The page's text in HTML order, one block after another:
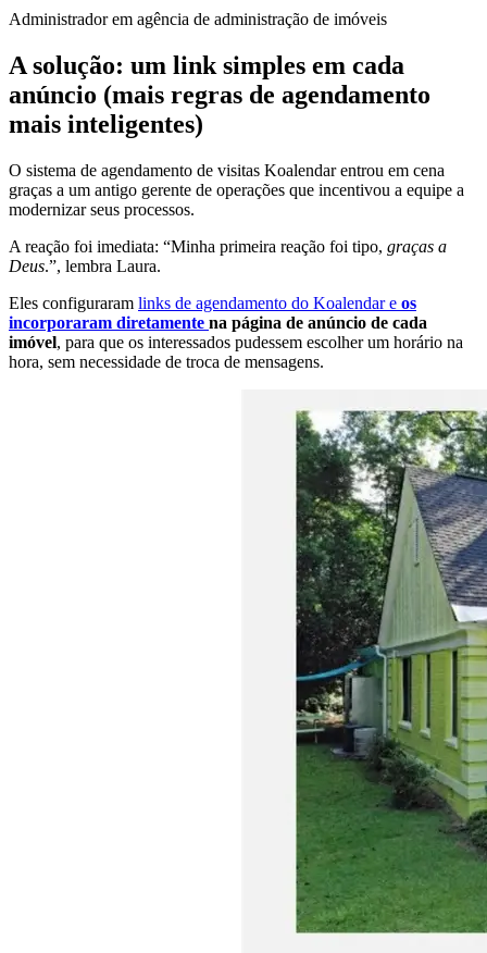
Administrador em agência de administração de imóveis
A solução: um link simples em cada
anúncio (mais regras de agendamento
mais inteligentes)
O sistema de agendamento de visitas Koalendar entrou em cena
graças a um antigo gerente de operações que incentivou a equipe a
modernizar seus processos.
A reação foi imediata: “Minha primeira reação foi tipo, graças a
Deus.”, lembra Laura.
Eles configuraram links de agendamento do Koalendar e os
incorporaram diretamente na página de anúncio de cada
imóvel, para que os interessados pudessem escolher um horário na
hora, sem necessidade de troca de mensagens.